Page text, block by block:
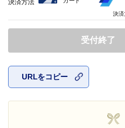
受付終了
URLをコピー
決済方法
決済